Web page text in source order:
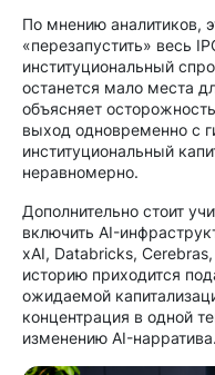
По мнению аналитиков,
«перезапустить» весь
институциональный
останется мало места
объясняет
выход одновременно с
институциональный
неравномерно.
Дополнительно стоит
включить AI-
xAI, Databricks,
историю приходится
ожидаемой
концентрация в одной
изменению AI-нарратива.